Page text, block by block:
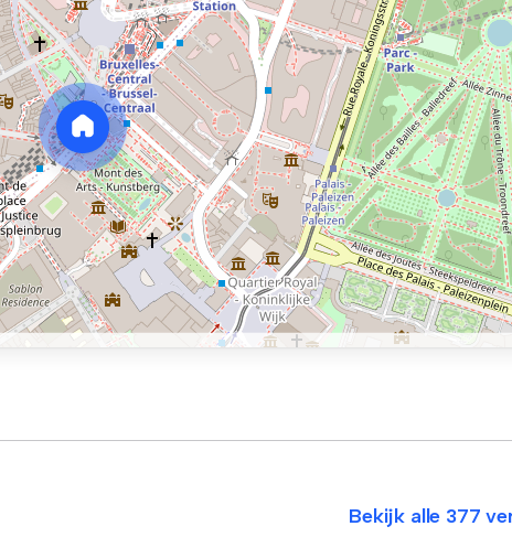
Bekijk alle 377